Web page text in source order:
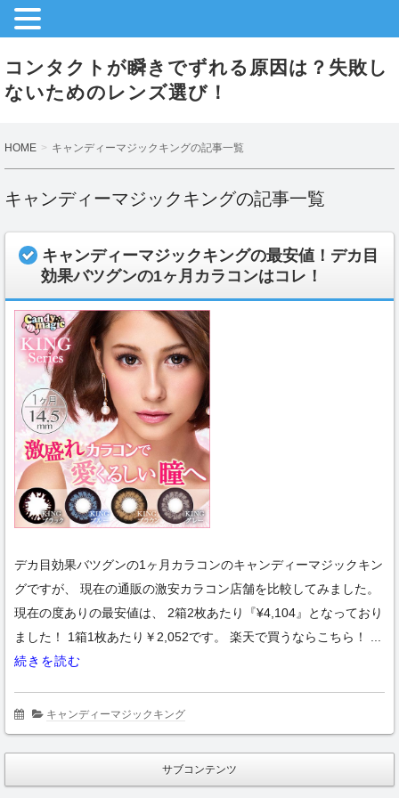
コンタクトが瞬きでずれる原因は？失敗し
ないためのレンズ選び！
HOME キャンディーマジックキングの記事一覧
キャンディーマジックキングの記事一覧
キャンディーマジックキングの最安値！デカ目
効果バツグンの1ヶ月カラコンはコレ！
デカ目効果バツグンの1ヶ月カラコンのキャンディーマジックキン
グですが、 現在の通販の激安カラコン店舗を比較してみました。
現在の度ありの最安値は、 2箱2枚あたり『¥4,104』となっており
ました！ 1箱1枚あたり￥2,052です。 楽天で買うならこちら！ ...
続きを読む
キャンディーマジックキング
サブコンテンツ